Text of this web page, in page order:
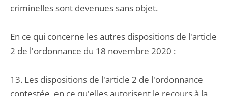
criminelles sont devenues sans objet.
En ce qui concerne les autres dispositions de l'article
2 de l'ordonnance du 18 novembre 2020 :
13. Les dispositions de l'article 2 de l'ordonnance